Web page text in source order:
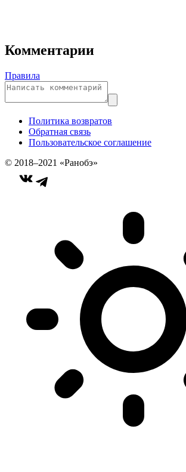
Комментарии
Правила
Политика возвратов
Обратная связь
Пользовательское соглашение
© 2018–2021 «Ранобэ»